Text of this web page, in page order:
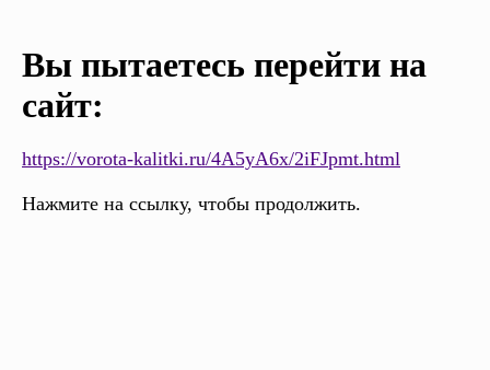
Вы пытаетесь перейти на
сайт:
https://vorota-kalitki.ru/4A5yA6x/2iFJpmt.html
Нажмите на ссылку, чтобы продолжить.